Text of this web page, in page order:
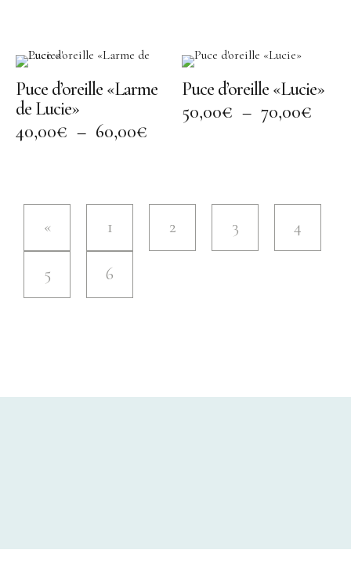
Histoire
Savoir-faire Porcelaine
Savoir-faire Métaux Précieux
Points de vente
Puce d’oreille «Larme
de Lucie»
40,00€ – 60,00€
Puce d’oreille «Lucie»
50,00€ – 70,00€
1 2 3 4
5 6